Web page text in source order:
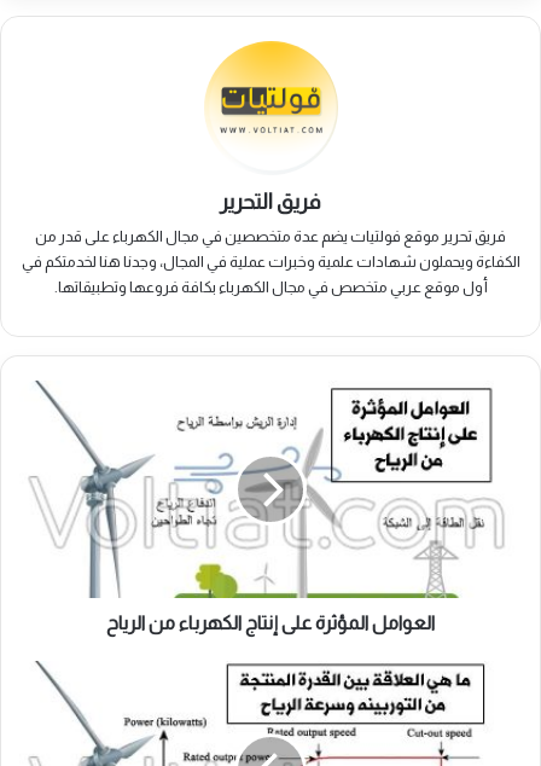
فريق التحرير
فريق تحرير موقع فولتيات يضم عدة متخصصين في مجال الكهرباء على قدر من
الكفاءة ويحملون شهادات علمية وخبرات عملية في المجال، وجدنا هنا لخدمتكم في
أول موقع عربي متخصص في مجال الكهرباء بكافة فروعها وتطبيقاتها.
العوامل
الرياح
العوامل المؤثرة على إنتاج الكهرباء من الرياح
العلاقة